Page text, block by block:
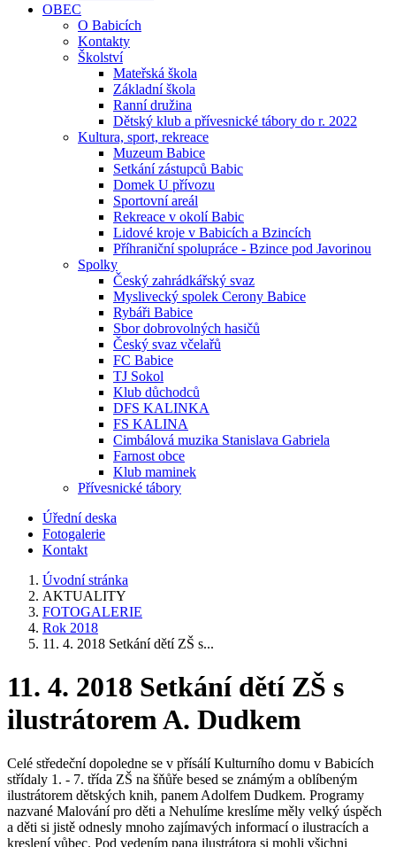
OBEC
O Babicích
Kontakty
Školství
Mateřská škola
Základní škola
Ranní družina
Dětský klub a přívesnické tábory do r. 2022
Kultura, sport, rekreace
Muzeum Babice
Setkání zástupců Babic
Domek U přívozu
Sportovní areál
Rekreace v okolí Babic
Lidové kroje v Babicích a Bzincích
Příhraniční spolupráce - Bzince pod Javorinou
Spolky
Český zahrádkářský svaz
Myslivecký spolek Cerony Babice
Rybáři Babice
Sbor dobrovolných hasičů
Český svaz včelařů
FC Babice
TJ Sokol
Klub důchodců
DFS KALINKA
FS KALINA
Cimbálová muzika Stanislava Gabriela
Farnost obce
Klub maminek
Přívesnické tábory
Úřední deska
Fotogalerie
Kontakt
Úvodní stránka
AKTUALITY
FOTOGALERIE
Rok 2018
11. 4. 2018 Setkání dětí ZŠ s...
11. 4. 2018 Setkání dětí ZŠ s
ilustrátorem A. Dudkem
Celé středeční dopoledne se v přísálí Kulturního domu v Babicích
střídaly 1. - 7. třída ZŠ na šňůře besed se známým a oblíbeným
ilustrátorem dětských knih, panem Adolfem Dudkem. Programy
nazvané Malování pro děti a Nehulíme kreslíme měly velký úspěch
a děti si jistě odnesly mnoho zajímavých informací o ilustracích a
kreslení vůbec. Pod vedením pana ilustrátora si mohli všichni